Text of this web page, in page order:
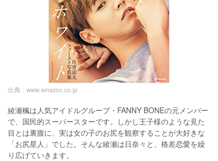
出典 : www.amazon.co.jp
綾瀬楓は人気アイドルグループ・FANNY BONEの元メンバー
で、国民的スーパースターです。しかし王子様のような見た
目とは裏腹に、実は女の子のお尻を観察することが大好きな
「お尻星人」でした。そんな綾瀬は日奈々と、格差恋愛を繰
り広げていきます。